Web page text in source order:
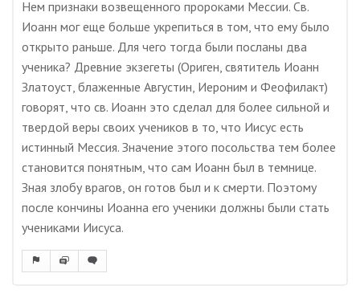
Нем признаки возвещенного пророками Мессии. Св.
Иоанн мог еще больше укрепиться в том, что ему было
открыто раньше. Для чего тогда были посланы два
ученика? Древние экзегеты (Ориген, святитель Иоанн
Златоуст, блаженные Августин, Иероним и Феофилакт)
говорят, что св. Иоанн это сделал для более сильной и
твердой веры своих учеников в то, что Иисус есть
истинный Мессия. Значение этого посольства тем более
становится понятным, что сам Иоанн был в темнице.
Зная злобу врагов, он готов был и к смерти. Поэтому
после кончины Иоанна его ученики должны были стать
учениками Иисуса.